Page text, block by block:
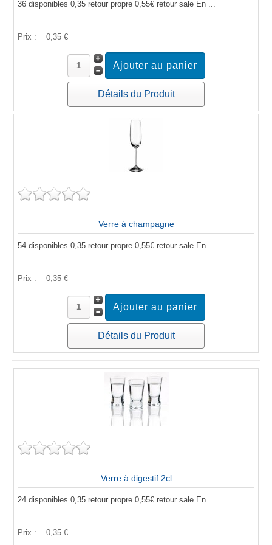
36 disponibles 0,35 retour propre 0,55€ retour sale En ...
Prix : 0,35 €
Détails du Produit
Verre à champagne
54 disponibles 0,35 retour propre 0,55€ retour sale En ...
Prix : 0,35 €
Détails du Produit
Verre à digestif 2cl
24 disponibles 0,35 retour propre 0,55€ retour sale En ...
Prix : 0,35 €